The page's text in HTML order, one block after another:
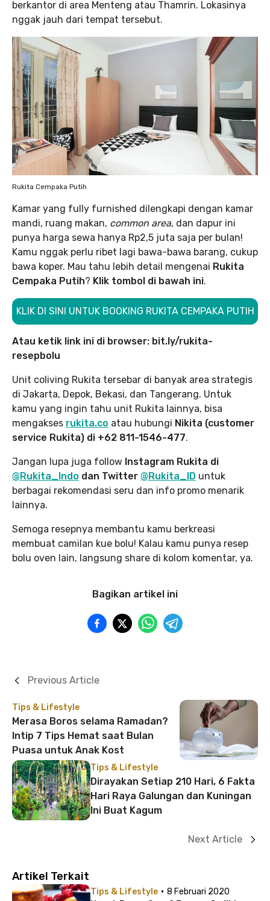
berkantor di area Menteng atau Thamrin. Lokasinya
nggak jauh dari tempat tersebut.
Rukita Cempaka Putih
Kamar yang fully furnished dilengkapi dengan kamar
mandi, ruang makan, common area, dan dapur ini
punya harga sewa hanya Rp2,5 juta saja per bulan!
Kamu nggak perlu ribet lagi bawa-bawa barang, cukup
bawa koper. Mau tahu lebih detail mengenai Rukita
Cempaka Putih? Klik tombol di bawah ini.
KLIK DI SINI UNTUK BOOKING RUKITA CEMPAKA PUTIH
Atau ketik link ini di browser: bit.ly/rukita-
resepbolu
Unit coliving Rukita tersebar di banyak area strategis
di Jakarta, Depok, Bekasi, dan Tangerang. Untuk
kamu yang ingin tahu unit Rukita lainnya, bisa
mengakses rukita.co atau hubungi Nikita (customer
service Rukita) di +62 811-1546-477.
Jangan lupa juga follow Instagram Rukita di
@Rukita_Indo dan Twitter @Rukita_ID untuk
berbagai rekomendasi seru dan info promo menarik
lainnya.
Semoga resepnya membantu kamu berkreasi
membuat camilan kue bolu! Kalau kamu punya resep
bolu oven lain, langsung share di kolom komentar, ya.
Bagikan artikel ini
Tips & Lifestyle
Merasa Boros selama Ramadan?
Intip 7 Tips Hemat saat Bulan
Puasa untuk Anak Kost
Previous Article
Tips & Lifestyle
Dirayakan Setiap 210 Hari, 6 Fakta
Hari Raya Galungan dan Kuningan
Ini Buat Kagum
Next Article
Artikel Terkait
Tips & Lifestyle · 8 Februari 2020